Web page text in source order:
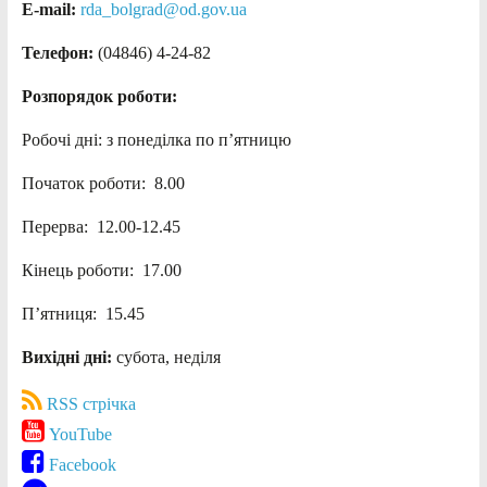
E-mail: rda_bolgrad@od.gov.ua
Телефон: (04846) 4-24-82
Розпорядок роботи:
Робочі дні: з понеділка по п’ятницю
Початок роботи: 8.00
Перерва: 12.00-12.45
Кінець роботи: 17.00
П’ятниця: 15.45
Вихідні дні: субота, неділя
RSS стрічка
YouTube
Facebook